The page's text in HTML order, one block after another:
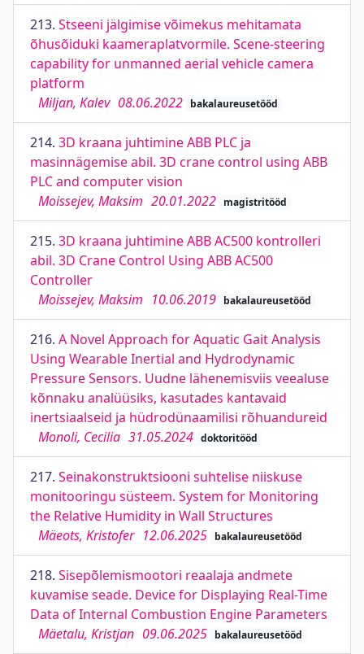
213. Stseeni jälgimise võimekus mehitamata
õhusõiduki kaameraplatvormile. Scene-steering
capability for unmanned aerial vehicle camera
platform
Miljan, Kalev 08.06.2022 bakalaureusetööd
214. 3D kraana juhtimine ABB PLC ja
masinnägemise abil. 3D crane control using ABB
PLC and computer vision
Moissejev, Maksim 20.01.2022 magistritööd
215. 3D kraana juhtimine ABB AC500 kontrolleri
abil. 3D Crane Control Using ABB AC500
Controller
Moissejev, Maksim 10.06.2019 bakalaureusetööd
216. A Novel Approach for Aquatic Gait Analysis
Using Wearable Inertial and Hydrodynamic
Pressure Sensors. Uudne lähenemisviis veealuse
kõnnaku analüüsiks, kasutades kantavaid
inertsiaalseid ja hüdrodünaamilisi rõhuandureid
Monoli, Cecilia 31.05.2024 doktoritööd
217. Seinakonstruktsiooni suhtelise niiskuse
monitooringu süsteem. System for Monitoring
the Relative Humidity in Wall Structures
Mäeots, Kristofer 12.06.2025 bakalaureusetööd
218. Sisepõlemismootori reaalaja andmete
kuvamise seade. Device for Displaying Real-Time
Data of Internal Combustion Engine Parameters
Mäetalu, Kristjan 09.06.2025 bakalaureusetööd